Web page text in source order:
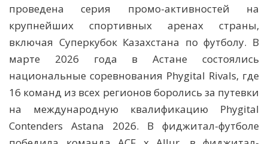
проведена серия промо-активностей на
крупнейших спортивных аренах страны,
включая Суперкубок Казахстана по футболу. В
марте 2026 года в Астане состоялись
национальные соревнования Phygital Rivals, где
16 команд из всех регионов боролись за путевки
на международную квалификацию Phygital
Contenders Astana 2026. В фиджитал-футболе